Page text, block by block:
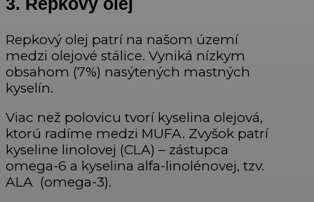
Repkový olej patrí na našom území
medzi olejové stálice. Vyniká nízkym
obsahom (7%) nasýtených mastných
kyselín.
Viac než polovicu tvorí kyselina olejová,
ktorú radíme medzi MUFA. Zvyšok patrí
kyseline linolovej (CLA) – zástupca
omega-6 a kyselina alfa-linolénovej, tzv.
ALA (omega-3).